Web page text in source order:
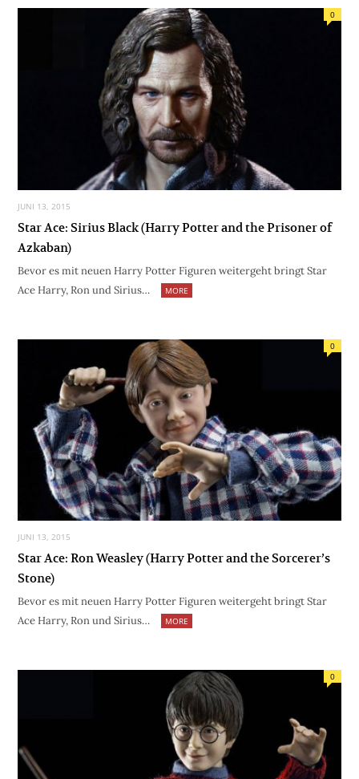
JUNI 13, 2015
0
Star Ace: Sirius Black (Harry Potter and the Prisoner of
Azkaban)
Bevor es mit neuen Harry Potter Figuren weitergeht bringt Star
Ace Harry, Ron und Sirius…
MORE
JUNI 13, 2015
0
Star Ace: Ron Weasley (Harry Potter and the Sorcerer’s
Stone)
Bevor es mit neuen Harry Potter Figuren weitergeht bringt Star
Ace Harry, Ron und Sirius…
MORE
0